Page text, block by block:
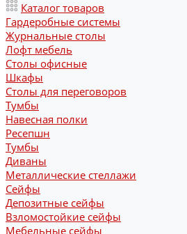
Каталог товаров
Гардеробные системы
Журнальные столы
Лофт мебель
Столы офисные
Шкафы
Столы для переговоров
Тумбы
Навесная полки
Ресепшн
Тумбы
Диваны
Металлические стеллажи
Сейфы
Депозитные сейфы
Взломостойкие сейфы
Мебельные сейфы